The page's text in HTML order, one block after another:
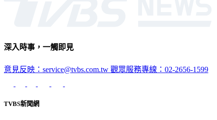
深入時事，一觸即見
意見反映：service@tvbs.com.tw 觀眾服務專線：02-2656-1599
TVBS新聞網